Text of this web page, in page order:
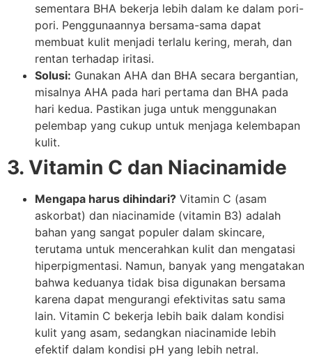
sementara BHA bekerja lebih dalam ke dalam pori-
pori. Penggunaannya bersama-sama dapat
membuat kulit menjadi terlalu kering, merah, dan
rentan terhadap iritasi.
Solusi: Gunakan AHA dan BHA secara bergantian,
misalnya AHA pada hari pertama dan BHA pada
hari kedua. Pastikan juga untuk menggunakan
pelembap yang cukup untuk menjaga kelembapan
kulit.
3. Vitamin C dan Niacinamide
Mengapa harus dihindari? Vitamin C (asam
askorbat) dan niacinamide (vitamin B3) adalah
bahan yang sangat populer dalam skincare,
terutama untuk mencerahkan kulit dan mengatasi
hiperpigmentasi. Namun, banyak yang mengatakan
bahwa keduanya tidak bisa digunakan bersama
karena dapat mengurangi efektivitas satu sama
lain. Vitamin C bekerja lebih baik dalam kondisi
kulit yang asam, sedangkan niacinamide lebih
efektif dalam kondisi pH yang lebih netral.